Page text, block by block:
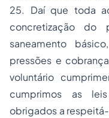
25. Daí que toda
concretização do
saneamento
pressões e
voluntário
cumprimos as
obrigados a